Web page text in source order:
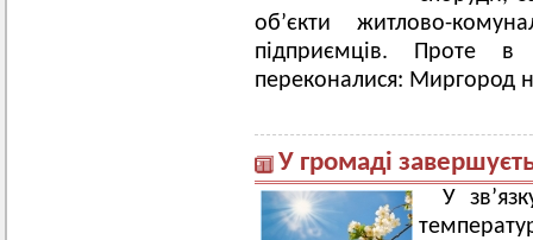
об’єкти житлово-
підприємців. Проте
переконалися: Миргород
У громаді
У